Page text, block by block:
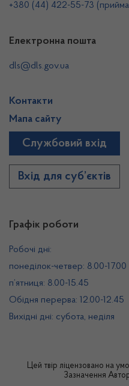
Графік роботи
Робочі дні:
понеділок-четвер: 8.00-17.00
п’ятниця: 8.00-15.45
Обідня перерва: 12.00-12.45
Вихідні дні: субота, неділя
+380 (44) 422-55-73
Електронна пошта
dls@dls.gov.ua
Контакти
Мапа сайту
Службовий вхід
Вхід для суб’єктів
Цей твір ліцензовано на
Зазначення